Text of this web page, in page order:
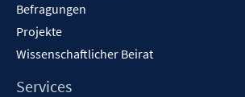
Befragungen
Projekte
Wissenschaftlicher Beirat
Services